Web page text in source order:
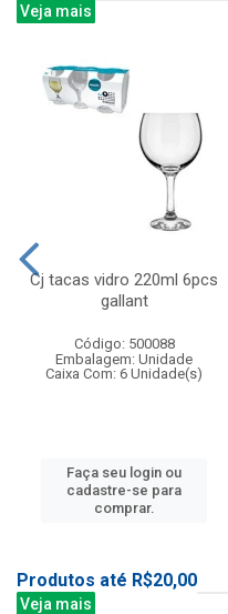
Veja mais
Cj tacas vidro 220ml 6pcs
gallant
Código: 500088
Embalagem: Unidade
Caixa Com: 6 Unidade(s)
Faça seu login ou
cadastre-se para
comprar.
Produtos até R$20,00
Veja mais